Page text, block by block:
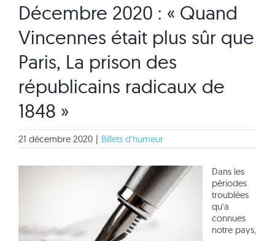
Décembre 2020 : « Quand
Vincennes était plus sûr que
Paris, La prison des
républicains radicaux de
1848 »
21 décembre 2020 | Billets d'humeur
Dans les
périodes
troublées
qu’a
connues
notre pays,